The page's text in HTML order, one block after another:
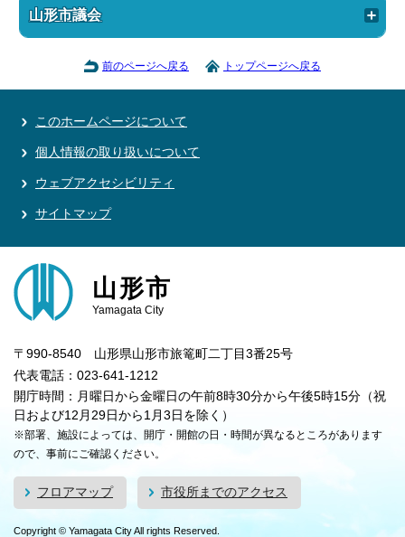
山形市議会
前のページへ戻る トップページへ戻る
このホームページについて
個人情報の取り扱いについて
ウェブアクセシビリティ
サイトマップ
山形市
Yamagata City
〒990-8540 山形県山形市旅篭町二丁目3番25号
代表電話：023-641-1212
開庁時間：月曜日から金曜日の午前8時30分から午後5時15分（祝
日および12月29日から1月3日を除く）
※部署、施設によっては、開庁・開館の日・時間が異なるところがあります
ので、事前にご確認ください。
フロアマップ 市役所までのアクセス
Copyright © Yamagata City All rights Reserved.